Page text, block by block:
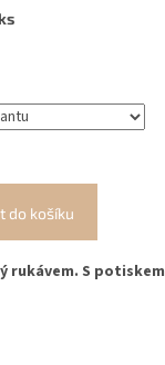
do košíku
rukávem. S potiskem